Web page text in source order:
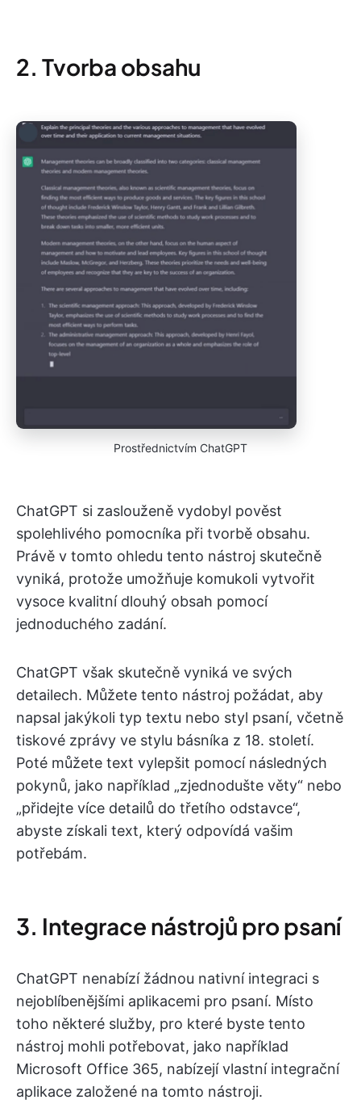
2. Tvorba obsahu
Prostřednictvím ChatGPT
ChatGPT si zaslouženě vydobyl pověst
spolehlivého pomocníka při tvorbě obsahu.
Právě v tomto ohledu tento nástroj skutečně
vyniká, protože umožňuje komukoli vytvořit
vysoce kvalitní dlouhý obsah pomocí
jednoduchého zadání.
ChatGPT však skutečně vyniká ve svých
detailech. Můžete tento nástroj požádat, aby
napsal jakýkoli typ textu nebo styl psaní, včetně
tiskové zprávy ve stylu básníka z 18. století.
Poté můžete text vylepšit pomocí následných
pokynů, jako například „zjednodušte věty“ nebo
„přidejte více detailů do třetího odstavce“,
abyste získali text, který odpovídá vašim
potřebám.
3. Integrace nástrojů pro psaní
ChatGPT nenabízí žádnou nativní integraci s
nejoblíbenějšími aplikacemi pro psaní. Místo
toho některé služby, pro které byste tento
nástroj mohli potřebovat, jako například
Microsoft Office 365, nabízejí vlastní integrační
aplikace založené na tomto nástroji.